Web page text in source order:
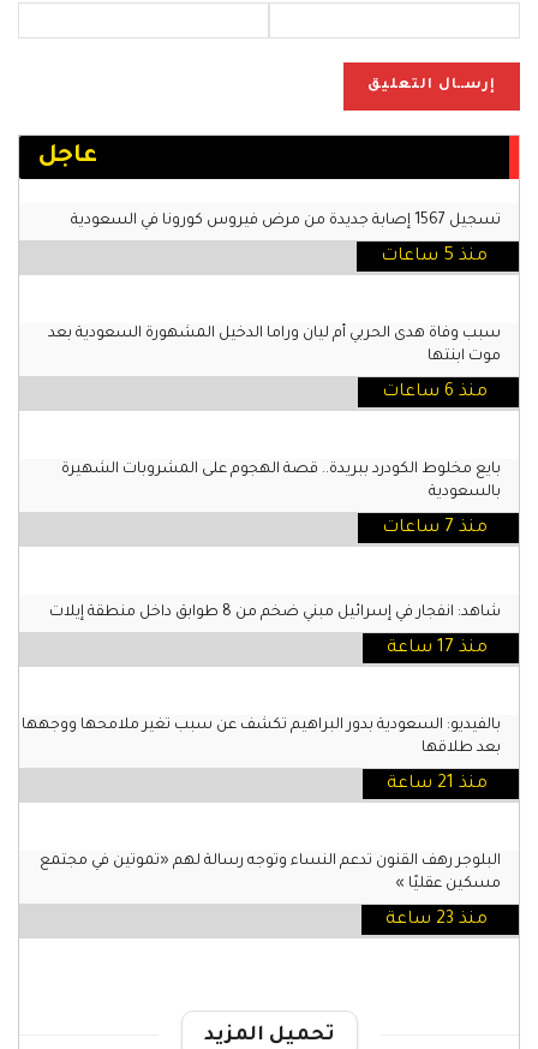
عاجل
تسجيل 1567 إصابة جديدة من مرض فيروس كورونا في السعودية
منذ 5 ساعات
سبب وفاة هدى الحربي أم ليان وراما الدخيل المشهورة السعودية بعد
موت ابنتها
منذ 6 ساعات
بايع مخلوط الكودرد ببريدة.. قصة الهجوم على المشروبات الشهيرة
بالسعودية
منذ 7 ساعات
شاهد: انفجار في إسرائيل مبني ضخم من 8 طوابق داخل منطقة إيلات
منذ 17 ساعة
بالفيديو: السعودية بدور البراهيم تكشف عن سبب تغير ملامحها ووجهها
بعد طلاقها
منذ 21 ساعة
البلوجر رهف القنون تدعم النساء وتوجه رسالة لهم «تموتين في مجتمع
مسكين عقليًا »
منذ 23 ساعة
تحميل المزيد